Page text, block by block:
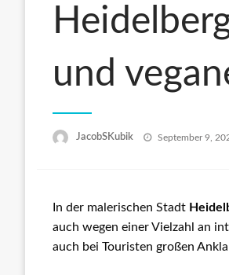
und
JacobSKubik
Posted
September 9,
In der malerischen Stadt
auch wegen einer Vielzahl an
auch bei Touristen großen